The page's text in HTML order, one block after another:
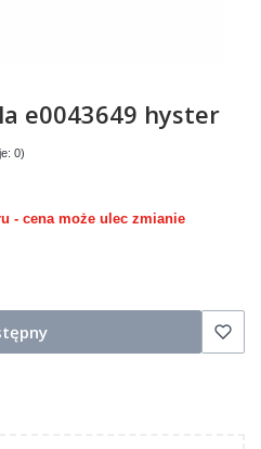
e0043649 hyster
0)
- cena może ulec zmianie